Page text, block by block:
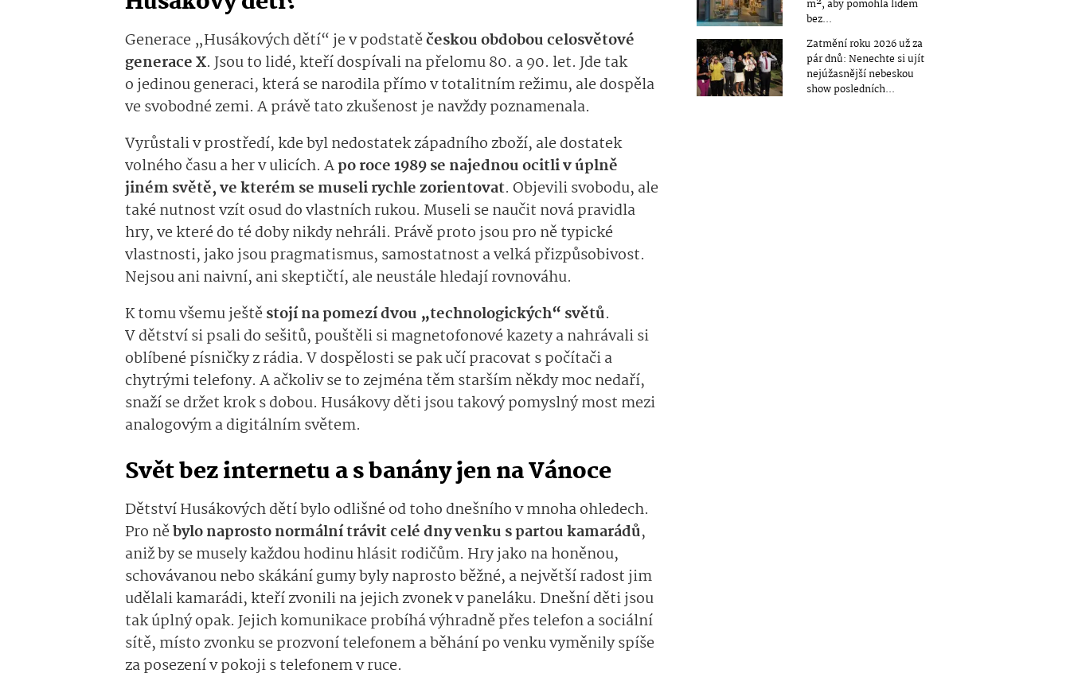
Generace „Husákových dětí“ je v podstatěčeskou obdobou celosvětové
generace X. Jsou to lidé, kteří dospívali na přelomu 80. a 90. let. Jde tak
o jedinou generaci, která se narodila přímo v totalitním režimu, ale dospěla
ve svobodné zemi. A právě tato zkušenost je navždy poznamenala.
Vyrůstali v prostředí, kde byl nedostatek západního zboží, ale dostatek
volného času a her v ulicích. Apo roce 1989 se najednou ocitli v úplně
jiném světě, ve kterém se museli rychle zorientovat. Objevili svobodu, ale
také nutnost vzít osud do vlastních rukou. Museli se naučit nová pravidla
hry, ve které do té doby nikdy nehráli. Právě proto jsou pro ně typické
vlastnosti, jako jsou pragmatismus, samostatnost a velká přizpůsobivost.
Nejsou ani naivní, ani skeptičtí, ale neustále hledají rovnováhu.
K tomu všemu ještěstojí na pomezí dvou „technologických“ světů.
V dětství si psali do sešitů, pouštěli si magnetofonové kazety a nahrávali si
oblíbené písničky z rádia. V dospělosti se pak učí pracovat s počítači a
chytrými telefony. A ačkoliv se to zejména těm starším někdy moc nedaří,
snaží se držet krok s dobou. Husákovy děti jsou takový pomyslný most mezi
analogovým a digitálním světem.
Svět bez internetu a s banány jen na Vánoce
Dětství Husákových dětí bylo odlišné od toho dnešního v mnoha ohledech.
Pro něbylo naprosto normální trávit celé dny venku s partou kamarádů,
aniž by se musely každou hodinu hlásit rodičům. Hry jako na honěnou,
schovávanou nebo skákání gumy byly naprosto běžné, a největší radost jim
udělali kamarádi, kteří zvonili na jejich zvonek v paneláku. Dnešní děti jsou
tak úplný opak. Jejich komunikace probíhá výhradně přes telefon a sociální
sítě, místo zvonku se prozvoní telefonem a běhání po venku vyměnily spíše
za posezení v pokoji s telefonem v ruce.
m², aby pomohla lidem
bez...
Zatmění roku 2026 už za
pár dnů: Nenechte si ujít
nejúžasnější nebeskou
show posledních...